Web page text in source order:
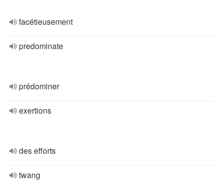
facétieusement
predominate
prédominer
exertions
des efforts
twang